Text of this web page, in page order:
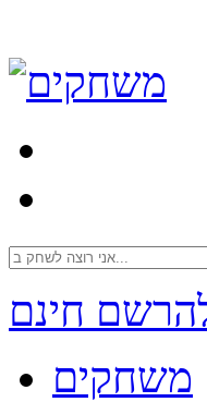
חינם
משחקים